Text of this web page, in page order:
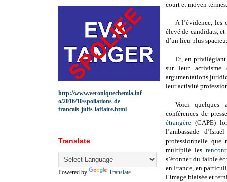
court et moyen
A l’évidence, les
élevé de candidats,
d’un lieu plus
Et, en privilégiant
sur leur activisme
argumentations
leur activité
Voici quelques
conférences de
étrangère (CAPE)
l’ambassade
professionnelle
multiplié les
s’étonner du faible
en France, en
l’image biaisée et
http://www.veroniquechemla.inf
o/2016/10/spoliations-de-
francais-juifs-laffaire.html
Translate
Powered by Translate